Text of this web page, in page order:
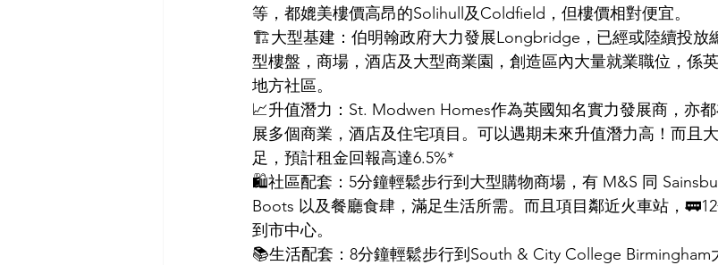
等，都媲美樓價高昂的Solihull及Coldfield，但樓價相對便宜。
🏗大型基建：伯明翰政府大力發展Longbridge，已經或陸續投放
型樓盤，商場，酒店及大型商業園，創造區內大量就業職位，係
地方社區。
📈升值潛力：St. Modwen Homes作為英國知名實力發展商，亦
展多個商業，酒店及住宅項目。可以遇期未來升值潛力高！而且
足，預計租金回報高達6.5%*
🛍社區配套：5分鐘輕鬆步行到大型購物商場，有 M&S 同
Boots 以及餐廳食肆，滿足生活所需。而且項目鄰近火車站，
到市中心。
📚生活配套：8分鐘輕鬆步行到South & City College Birmingham